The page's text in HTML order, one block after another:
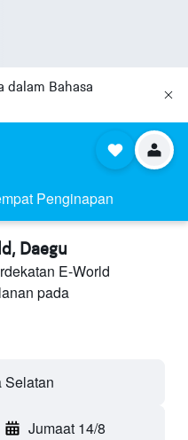
dalam Bahasa
Penginapan
Daegu
E-World
pada
Selatan
Jumaat 14/8